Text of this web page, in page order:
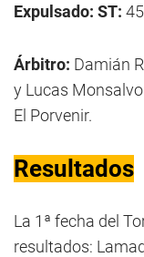
Expulsado: ST:
Árbitro: Damián
y Lucas
El Porvenir.
Resultados
La 1ª fecha del
resultados: